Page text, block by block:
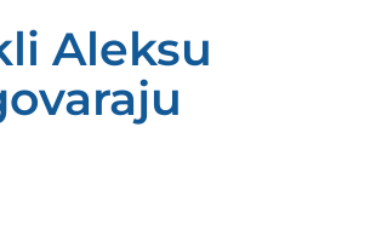
Aleksu